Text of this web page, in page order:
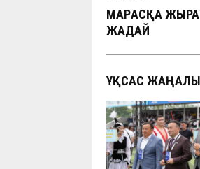
МАРҒАСҚА
ЖАҒДАЙ
ҰҚСАС